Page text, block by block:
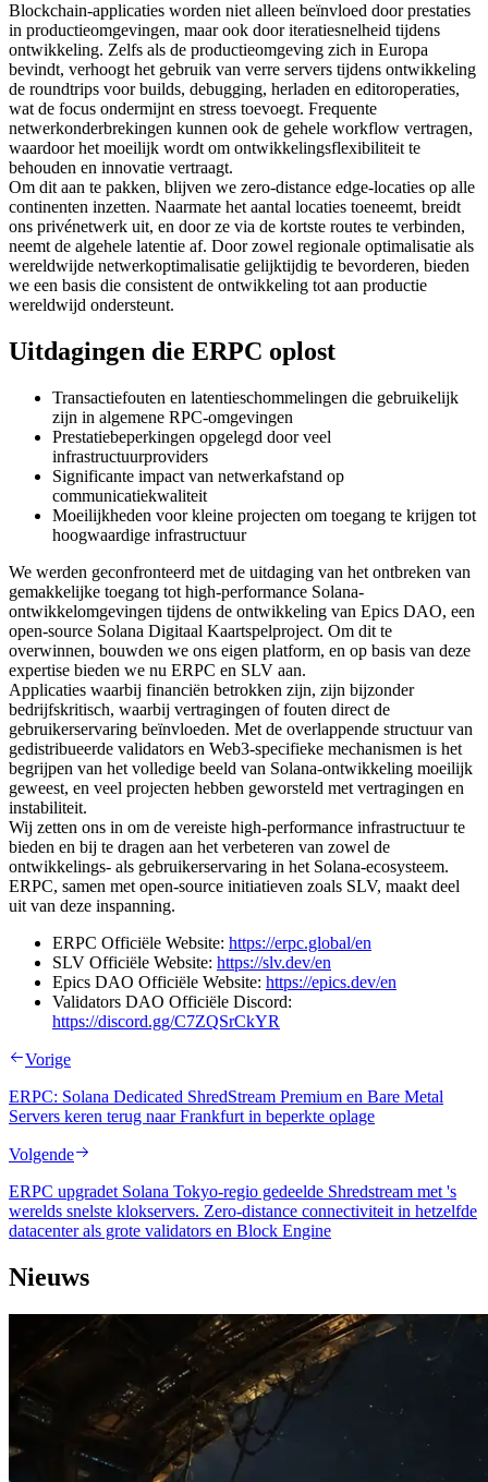
Blockchain-applicaties worden niet alleen beïnvloed door prestaties
in productieomgevingen, maar ook door iteratiesnelheid tijdens
ontwikkeling. Zelfs als de productieomgeving zich in Europa
bevindt, verhoogt het gebruik van verre servers tijdens ontwikkeling
de roundtrips voor builds, debugging, herladen en editoroperaties,
wat de focus ondermijnt en stress toevoegt. Frequente
netwerkonderbrekingen kunnen ook de gehele workflow vertragen,
waardoor het moeilijk wordt om ontwikkelingsflexibiliteit te
behouden en innovatie vertraagt.
Om dit aan te pakken, blijven we zero-distance edge-locaties op alle
continenten inzetten. Naarmate het aantal locaties toeneemt, breidt
ons privénetwerk uit, en door ze via de kortste routes te verbinden,
neemt de algehele latentie af. Door zowel regionale optimalisatie als
wereldwijde netwerkoptimalisatie gelijktijdig te bevorderen, bieden
we een basis die consistent de ontwikkeling tot aan productie
wereldwijd ondersteunt.
Uitdagingen die ERPC oplost
Transactiefouten en latentieschommelingen die gebruikelijk
zijn in algemene RPC-omgevingen
Prestatiebeperkingen opgelegd door veel
infrastructuurproviders
Significante impact van netwerkafstand op
communicatiekwaliteit
Moeilijkheden voor kleine projecten om toegang te krijgen tot
hoogwaardige infrastructuur
We werden geconfronteerd met de uitdaging van het ontbreken van
gemakkelijke toegang tot high-performance Solana-
ontwikkelomgevingen tijdens de ontwikkeling van Epics DAO, een
open-source Solana Digitaal Kaartspelproject. Om dit te
overwinnen, bouwden we ons eigen platform, en op basis van deze
expertise bieden we nu ERPC en SLV aan.
Applicaties waarbij financiën betrokken zijn, zijn bijzonder
bedrijfskritisch, waarbij vertragingen of fouten direct de
gebruikerservaring beïnvloeden. Met de overlappende structuur van
gedistribueerde validators en Web3-specifieke mechanismen is het
begrijpen van het volledige beeld van Solana-ontwikkeling moeilijk
geweest, en veel projecten hebben geworsteld met vertragingen en
instabiliteit.
Wij zetten ons in om de vereiste high-performance infrastructuur te
bieden en bij te dragen aan het verbeteren van zowel de
ontwikkelings- als gebruikerservaring in het Solana-ecosysteem.
ERPC, samen met open-source initiatieven zoals SLV, maakt deel
uit van deze inspanning.
ERPC Officiële Website: https://erpc.global/en
SLV Officiële Website: https://slv.dev/en
Epics DAO Officiële Website: https://epics.dev/en
Validators DAO Officiële Discord:
https://discord.gg/C7ZQSrCkYR
Vorige
ERPC: Solana Dedicated ShredStream Premium en Bare Metal
Servers keren terug naar Frankfurt in beperkte oplage
Volgende
ERPC upgradet Solana Tokyo-regio gedeelde Shredstream met 's
werelds snelste klokservers. Zero-distance connectiviteit in hetzelfde
datacenter als grote validators en Block Engine
Nieuws